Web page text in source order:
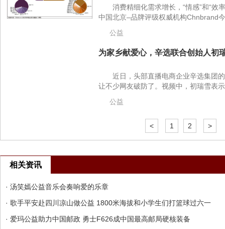
消费精细化需求增长，“情感”和“效
中国北京–品牌评级权威机构Chnbrand
公益
为家乡献爱心，辛选联合创始人初
近日，头部直播电商企业辛选集团
让不少网友破防了。视频中，初瑞雪表
公益
< 1 2 >
相关资讯
· 汤笑嫣公益音乐会奏响爱的乐章
· 歌手平安赴四川凉山做公益 1800米海拔和小学生们打篮球过六一
· 爱玛公益助力中国邮政 勇士F626成中国最高邮局硬核装备